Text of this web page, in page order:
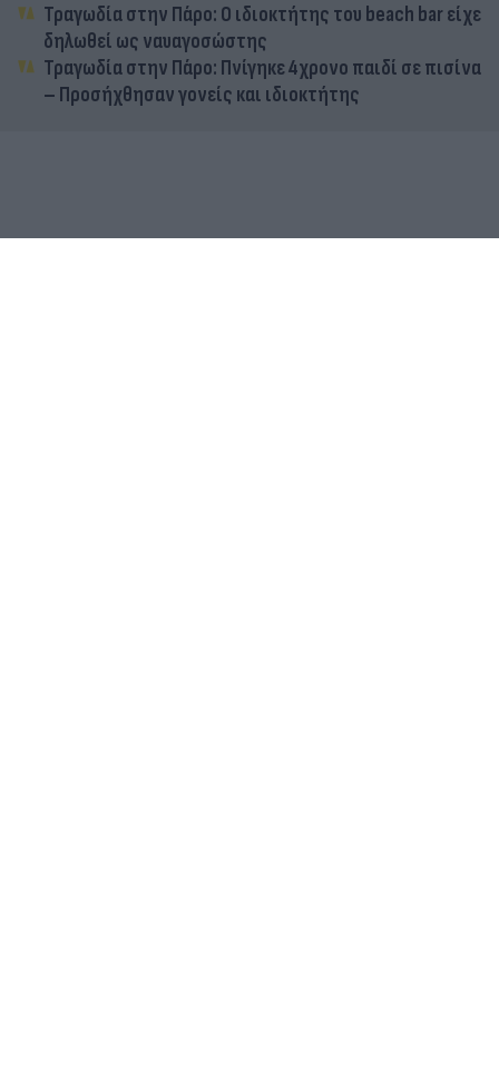
Τραγωδία στην Πάρο: Ο ιδιοκτήτης του beach bar είχε
δηλωθεί ως ναυαγοσώστης
Τραγωδία στην Πάρο: Πνίγηκε 4χρονο παιδί σε πισίνα
– Προσήχθησαν γονείς και ιδιοκτήτης